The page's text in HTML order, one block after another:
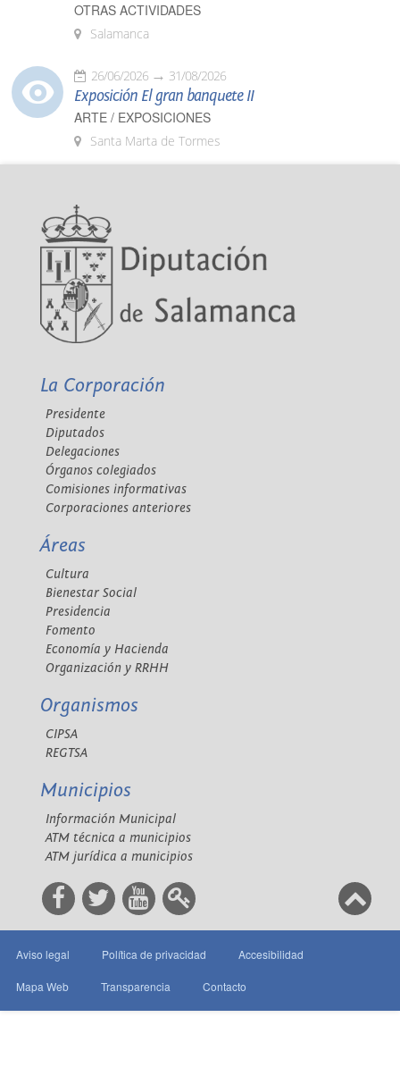
OTRAS ACTIVIDADES
Salamanca
26/06/2026 31/08/2026
Exposición El gran banquete II
ARTE / EXPOSICIONES
Santa Marta de Tormes
La Corporación
Presidente
Diputados
Delegaciones
Órganos colegiados
Comisiones informativas
Corporaciones anteriores
Áreas
Cultura
Bienestar Social
Presidencia
Fomento
Economía y Hacienda
Organización y RRHH
Organismos
CIPSA
REGTSA
Municipios
Información Municipal
ATM técnica a municipios
ATM jurídica a municipios
Aviso legal Política de privacidad Accesibilidad
Mapa Web Transparencia Contacto